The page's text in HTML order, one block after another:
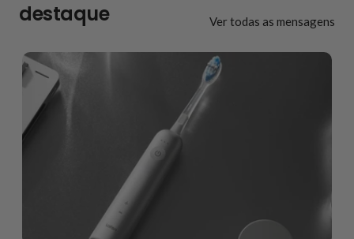
destaque
Ver todas as mensagens